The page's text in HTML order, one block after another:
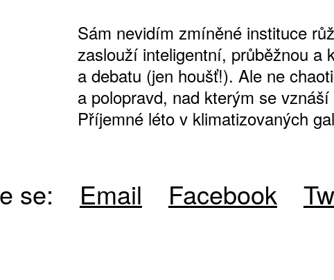
Sám nevidím zmíněné instituce
zaslouží inteligentní, průběžnou a
a debatu (jen houšť!). Ale ne
a polopravd, nad kterým se vznáší
Příjemné léto v klimatizovaných
se: Email Facebook